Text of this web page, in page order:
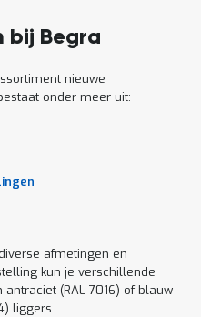
bij Begra
nieuwe
onder meer uit:
afmetingen en
kun je verschillende
(RAL 7016) of blauw
liggers.